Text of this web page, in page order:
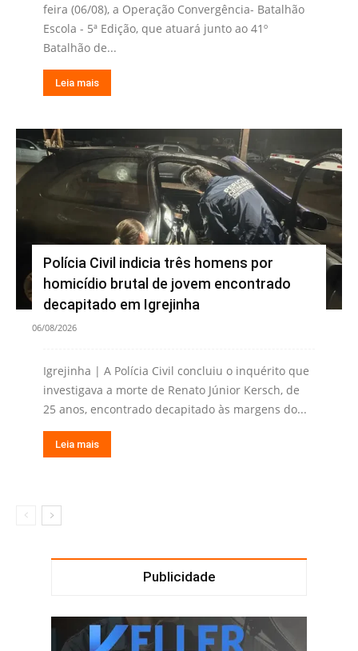
feira (06/08), a Operação Convergência- Batalhão
Escola - 5ª Edição, que atuará junto ao 41º
Batalhão de...
Leia mais
Polícia Civil indicia três homens por
homicídio brutal de jovem encontrado
decapitado em Igrejinha
06/08/2026
Igrejinha | A Polícia Civil concluiu o inquérito que
investigava a morte de Renato Júnior Kersch, de
25 anos, encontrado decapitado às margens do...
Leia mais
Publicidade